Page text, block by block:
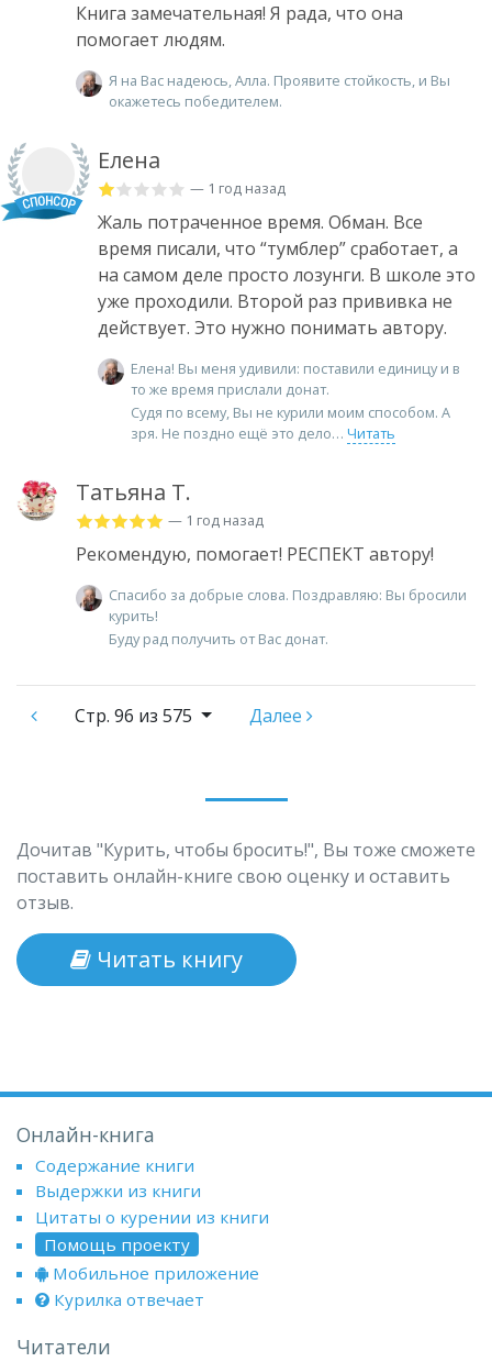
Книга замечательная! Я рада, что она
помогает людям.
Я на Вас надеюсь, Алла. Проявите стойкость, и Вы
окажетесь победителем.
Елена
— 1 год назад
Жаль потраченное время. Обман. Все
время писали, что “тумблер” сработает, а
на самом деле просто лозунги. В школе это
уже проходили. Второй раз прививка не
действует. Это нужно понимать автору.
Елена! Вы меня удивили: поставили единицу и в
то же время прислали донат.
Судя по всему, Вы не курили моим способом. А
зря. Не поздно ещё это дело
Читать
Татьяна Т.
— 1 год назад
Рекомендую, помогает! РЕСПЕКТ автору!
Спасибо за добрые слова. Поздравляю: Вы бросили
курить!
Буду рад получить от Вас донат.
Стр. 96 из 575 Далее
Дочитав "Курить, чтобы бросить!", Вы тоже сможете
поставить онлайн-книге свою оценку и оставить
отзыв.
Читать книгу
Онлайн-книга
Содержание книги
Выдержки из книги
Цитаты о курении из книги
Помощь проекту
Мобильное приложение
Курилка отвечает
Читатели